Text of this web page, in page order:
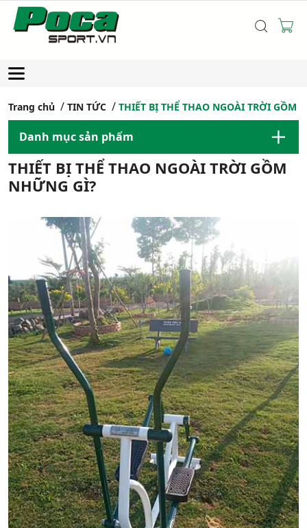
Trang chủ TIN TỨC THIẾT BỊ THỂ THAO NGOÀI TRỜI GỒM
Danh mục sản phẩm
THIẾT BỊ THỂ THAO NGOÀI TRỜI GỒM
NHỮNG GÌ?